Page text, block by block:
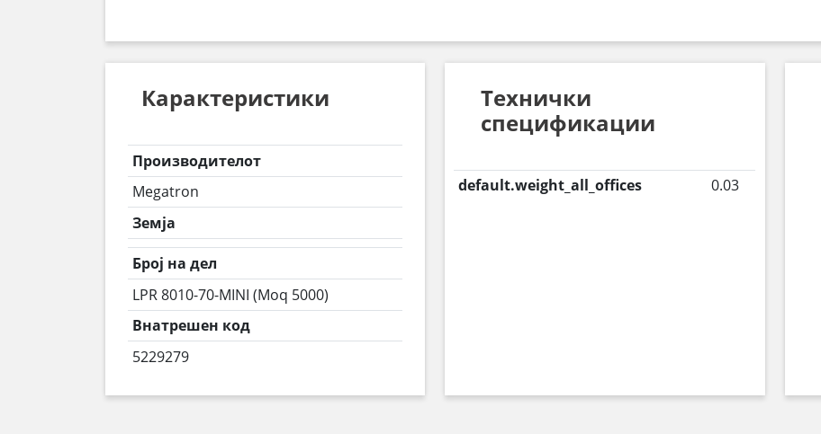
Карактеристики
Производителот
Megatron
Земја
Број на дел
LPR 8010-70-MINI (Moq 5000)
Внатрешен код
5229279
Технички
спецификации
default.weight_all_offices 0.03